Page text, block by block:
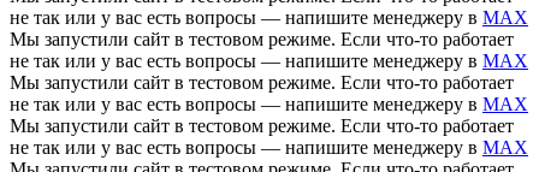
не так или у вас есть вопросы — напишите менеджеру в MAX
Мы запустили сайт в тестовом режиме. Если что-то работает
не так или у вас есть вопросы — напишите менеджеру в MAX
Мы запустили сайт в тестовом режиме. Если что-то работает
не так или у вас есть вопросы — напишите менеджеру в MAX
Мы запустили сайт в тестовом режиме. Если что-то работает
не так или у вас есть вопросы — напишите менеджеру в MAX